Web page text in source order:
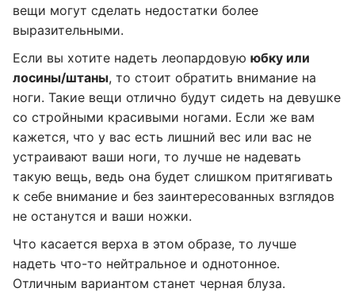
вещи могут сделать недостатки более
выразительными.
Если вы хотите надеть леопардовую юбку или
лосины/штаны, то стоит обратить внимание на
ноги. Такие вещи отлично будут сидеть на девушке
со стройными красивыми ногами. Если же вам
кажется, что у вас есть лишний вес или вас не
устраивают ваши ноги, то лучше не надевать
такую вещь, ведь она будет слишком притягивать
к себе внимание и без заинтересованных взглядов
не останутся и ваши ножки.
Что касается верха в этом образе, то лучше
надеть что-то нейтральное и однотонное.
Отличным вариантом станет черная блуза.